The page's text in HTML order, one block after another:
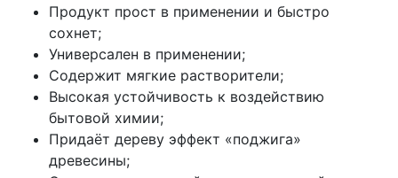
Продукт прост в применении и быстро
сохнет;
Универсален в применении;
Содержит мягкие растворители;
Высокая устойчивость к воздействию
бытовой химии;
Придаёт дереву эффект «поджига»
древесины;